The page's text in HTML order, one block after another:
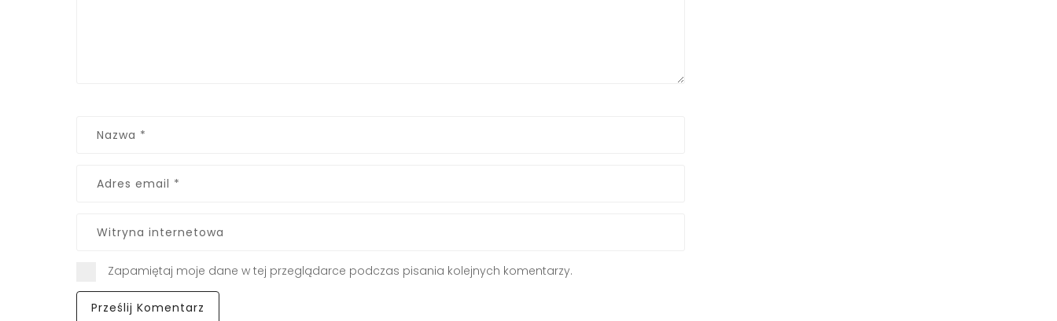
Zapamiętaj moje dane w tej przeglądarce podczas pisania kolejnych komentarzy.